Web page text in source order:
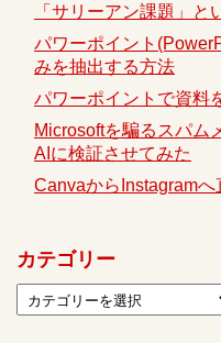
「サリーアン課題」と
パワーポイント
みを抽出する方法
パワーポイントで資料
Microsoftを騙るスパム
AIに検証させてみた
CanvaからInstagram
カテゴリー